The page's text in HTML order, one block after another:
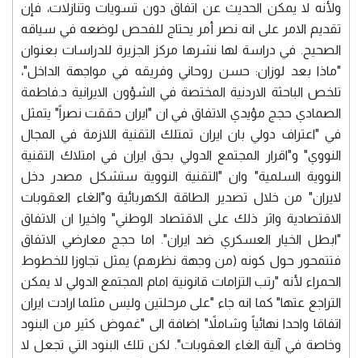
ولأنه لا يمكن الحديث عن اتفاق دون تسويات وتنازلات، فإن
تقديم الامر على انه نصر أمر يحتاج للفحص لوضعه في سياقه
الصحيح. في دراسة لها نشرها مركز الجزيرة للدراسات بعنوان
"ماذا بعد لوزان: حسن روحاني وفريقه في مواجهة الداخل"،
تلخص الباحثة الاردنية المختصة في الشؤون الايرانية د.فاطمة
الصمادي حجج مؤيدي الاتفاق في ان "ايران حققت نصراً" يتمثل
في "اعتراف دولي بان ايران تمتلك التقنية اللازمة في المجال
النووي" و"اقرار المجتمع الدولي بحق ايران في امتلاك التقنية
النووية السلمية" وان "التقنية النووية ستشكل مصدر دخل
لايران" من خلال تصدير الطاقة الكهربائية و"الغاء العقوبات
الاقتصادية واثر ذلك على الاقتصاد الوطني" واخيرا ان الاتفاق
"ابطل الخيار العسكري ضد ايران". اما حجج معارضي الاتفاق
فتتمحور حول كونه (من وجهة نظرهم) يمثل تجاوزا للخطوط
الحمراء لأنه "رتب التزامات قانونية امام المجتمع الدولي لا يمكن
التراجع عتها" كما انه جاء "على مرحلتين وليس مثلما ارادت ايران
اتفاقا واحدا نهائياً وشاملاً" اضافة الى "غموض كثير من البنود
وخاصة في آلية الغاء العقوبات". لكن تلك البنود التي تجعل لا